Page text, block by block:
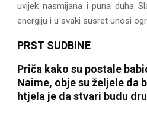
uvijek nasmijana i puna duha
energiju i u svaki susret unosi
PRST SUDBINE
Priča kako su postale
Naime, obje su željele da
htjela je da stvari budu